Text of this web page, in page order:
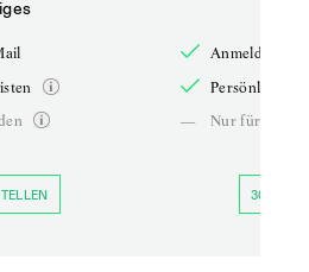
Anmelden
Persönliche
—
Nur für
30 TAGE